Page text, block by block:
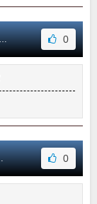
0
0